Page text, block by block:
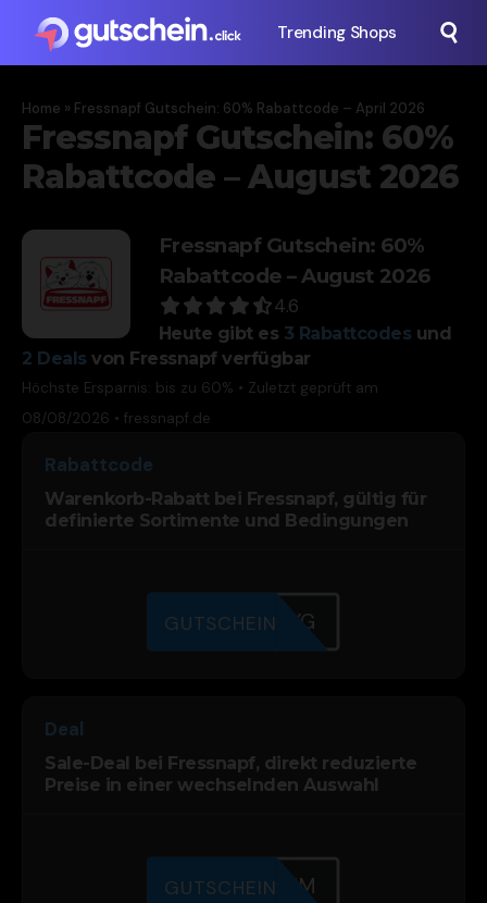
Trending Shops
Fressnapf Gutschein: 60%
Rabattcode – August 2026
Home » Fressnapf Gutschein: 60% Rabattcode – April 2026
Fressnapf Gutschein: 60%
Rabattcode – August 2026
4.6
Heute gibt es 3 Rabattcodes und
2 Deals von Fressnapf verfügbar
Höchste Ersparnis: bis zu 60% • Zuletzt geprüft am
08/08/2026 • fressnapf.de
Rabattcode
Warenkorb-Rabatt bei Fressnapf, gültig für
definierte Sortimente und Bedingungen
KYUH47MYG
GUTSCHEIN
Deal
Sale-Deal bei Fressnapf, direkt reduzierte
Preise in einer wechselnden Auswahl
M7IU9A6TM
GUTSCHEIN